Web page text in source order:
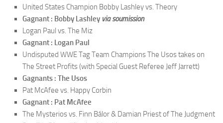
United States Champion Bobby Lashley vs. Theory
Gagnant : Bobby Lashley via soumission
Logan Paul vs. The Miz
Gagnant : Logan Paul
Undisputed WWE Tag Team Champions The Usos takes on
The Street Profits (with Special Guest Referee Jeff Jarrett)
Gagnants : The Usos
Pat McAfee vs. Happy Corbin
Gagnant : Pat McAfee
The Mysterios vs. Finn Bálor & Damian Priest of The Judgment